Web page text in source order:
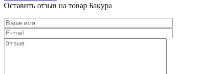
Оставить отзыв на товар Бакура